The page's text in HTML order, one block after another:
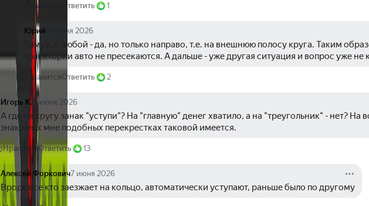
Нравится Ответить 1
Юрий 13 июня 2026
Тимур, с любой - да, но только направо, т.е. на внешнюю полосу круга. Таким
траектории авто не пресекаются. А дальше - уже другая ситуация и вопрос уже не
НравитсяОтветить 2
Игорь К.6 июня 2026
А где на кругу занак "уступи"? На "главную" денег хватило, а на "треугольник" - нет? На
знакомых мне подобных перекрестках таковой имеется.
НравитсяОтветить 13
Алексей Форкович7 июня 2026
Вроде все кто заезжает на кольцо, автоматически уступают, раньше было по другому